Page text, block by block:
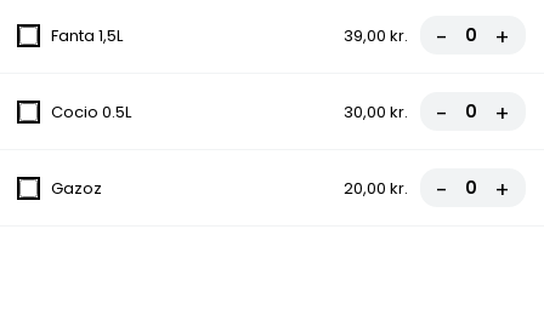
14. Amerikaner Pizza
fra 81,00 kr.
15. Vegetar Pizza
Fanta 1,5L 39,00 kr. - +
Cocio 0.5L 30,00 kr. - +
Gazoz 20,00 kr. - +